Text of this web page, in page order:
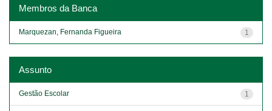
Membros da Banca
1
Marquezan, Fernanda Figueira
Assunto
1
Gestão Escolar